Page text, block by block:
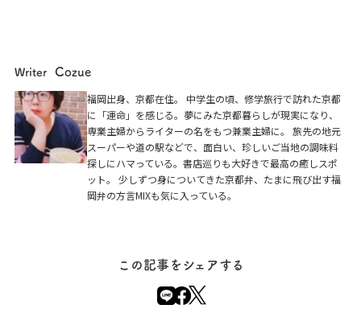
Writer Cozue
福岡出身、京都在住。 中学生の頃、修学旅行で訪れた京都
に「運命」を感じる。夢にみた京都暮らしが現実になり、
専業主婦からライターの名をもつ兼業主婦に。 旅先の地元
スーパーや道の駅などで、面白い、珍しいご当地の調味料
探しにハマっている。書店巡りも大好きで最高の癒しスポ
ット。 少しずつ身についてきた京都弁、たまに飛び出す福
岡弁の方言MIXも気に入っている。
この記事をシェアする